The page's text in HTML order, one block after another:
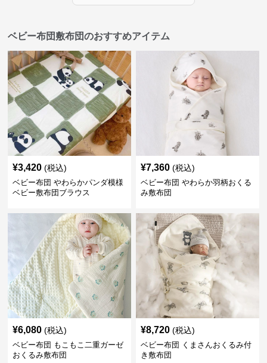
ベビー布団敷布団のおすすめアイテム
¥3,420 (税込)
ベビー布団 やわらかパンダ模様
ベビー敷布団ブラウス
¥7,360 (税込)
ベビー布団 やわらか羽柄おくる
み敷布団
¥6,080 (税込)
ベビー布団 もこもこ二重ガーゼ
おくるみ敷布団
¥8,720 (税込)
ベビー布団 くまさんおくるみ付
き敷布団